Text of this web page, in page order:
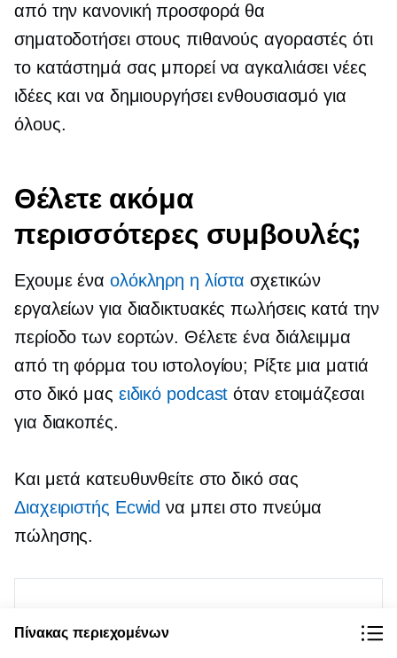
από την κανονική προσφορά θα
σηματοδοτήσει στους πιθανούς αγοραστές ότι
το κατάστημά σας μπορεί να αγκαλιάσει νέες
ιδέες και να δημιουργήσει ενθουσιασμό για
όλους.
Θέλετε ακόμα
περισσότερες συμβουλές;
Εχουμε ένα ολόκληρη η λίστα σχετικών
εργαλείων για διαδικτυακές πωλήσεις κατά την
περίοδο των εορτών. Θέλετε ένα διάλειμμα
από τη φόρμα του ιστολογίου; Ρίξτε μια ματιά
στο δικό μας ειδικό podcast όταν ετοιμάζεσαι
για διακοπές.
Και μετά κατευθυνθείτε στο δικό σας
Διαχειριστής Ecwid να μπει στο πνεύμα
πώλησης.
Πίνακας περιεχομένων